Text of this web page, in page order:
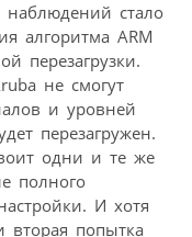
стало
алгоритма ARM
перезагрузки.
не смогут
и уровней
перезагружен.
одни и те же
полного
И хотя
вторая попытка